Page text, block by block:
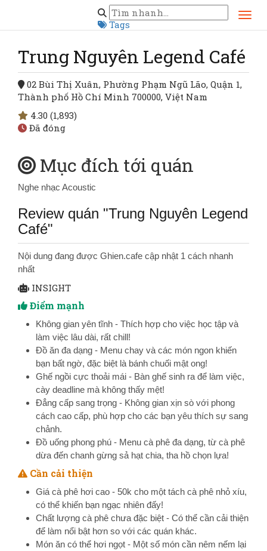
Tags
Hồ Chí Minh
Trung Nguyên Legend Café
Trung Nguyên Legend Café
02 Bùi Thị Xuân, Phường Phạm Ngũ Lão, Quận 1,
Thành phố Hồ Chí Minh 700000, Việt Nam
4.30 (1,893)
Đã đóng
Mục đích tới quán
Nghe nhạc Acoustic
Review quán "Trung Nguyên Legend
Café"
Nội dung đang được Ghien.cafe cập nhật 1 cách nhanh
nhất
INSIGHT
Điểm mạnh
Không gian yên tĩnh - Thích hợp cho việc học tập và
làm việc lâu dài, rất chill!
Đồ ăn đa dạng - Menu chay và các món ngon khiến
bạn bất ngờ, đặc biệt là bánh chuối mật ong!
Ghế ngồi cực thoải mái - Bàn ghế sinh ra để làm việc,
cày deadline mà không thấy mệt!
Đẳng cấp sang trọng - Không gian xịn sò với phong
cách cao cấp, phù hợp cho các bạn yêu thích sự sang
chảnh.
Đồ uống phong phú - Menu cà phê đa dạng, từ cà phê
dừa đến chanh gừng sả hạt chia, tha hồ chọn lựa!
Cần cải thiện
Giá cà phê hơi cao - 50k cho một tách cà phê nhỏ xíu,
có thể khiến bạn ngạc nhiên đấy!
Chất lượng cà phê chưa đặc biệt - Có thể cần cải thiện
để làm nổi bật hơn so với các quán khác.
Món ăn có thể hơi ngọt - Một số món cần nêm nếm lại